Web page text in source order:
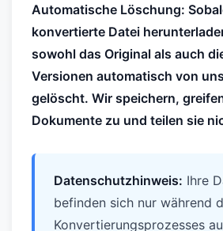
Automatische Löschung:
konvertierte Datei
sowohl das Original als auch
Versionen automatisch von
gelöscht. Wir speichern,
Dokumente zu und teilen sie
Datenschutzhinweis: Ihre
befinden sich nur während
Konvertierungsprozesses